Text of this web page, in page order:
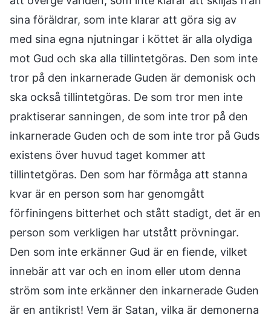
sina föräldrar, som inte klarar att göra sig av
med sina egna njutningar i köttet är alla olydiga
mot Gud och ska alla tillintetgöras. Den som inte
tror på den inkarnerade Guden är demonisk och
ska också tillintetgöras. De som tror men inte
praktiserar sanningen, de som inte tror på den
inkarnerade Guden och de som inte tror på Guds
existens över huvud taget kommer att
tillintetgöras. Den som har förmåga att stanna
kvar är en person som har genomgått
förfiningens bitterhet och stått stadigt, det är en
person som verkligen har utstått prövningar.
Den som inte erkänner Gud är en fiende, vilket
innebär att var och en inom eller utom denna
ström som inte erkänner den inkarnerade Guden
är en antikrist! Vem är Satan, vilka är demonerna